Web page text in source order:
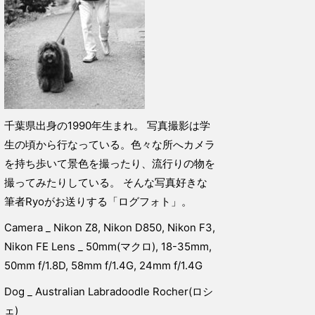
千葉県出身の1990年生まれ。 写真撮影は学
生の頃から行なっている。色々な所へカメラ
を持ち歩いて景色を撮ったり、流行りの物を
撮ってみたりしている。 そんな写真好きな
筆者Ryoがお送りする「ログフォト」。
Camera _ Nikon Z8, Nikon D850, Nikon F3,
Nikon FE Lens _ 50mm(マクロ), 18-35mm,
50mm f/1.8D, 58mm f/1.4G, 24mm f/1.4G
Dog _ Australian Labradoodle Rocher(ロシ
ェ)